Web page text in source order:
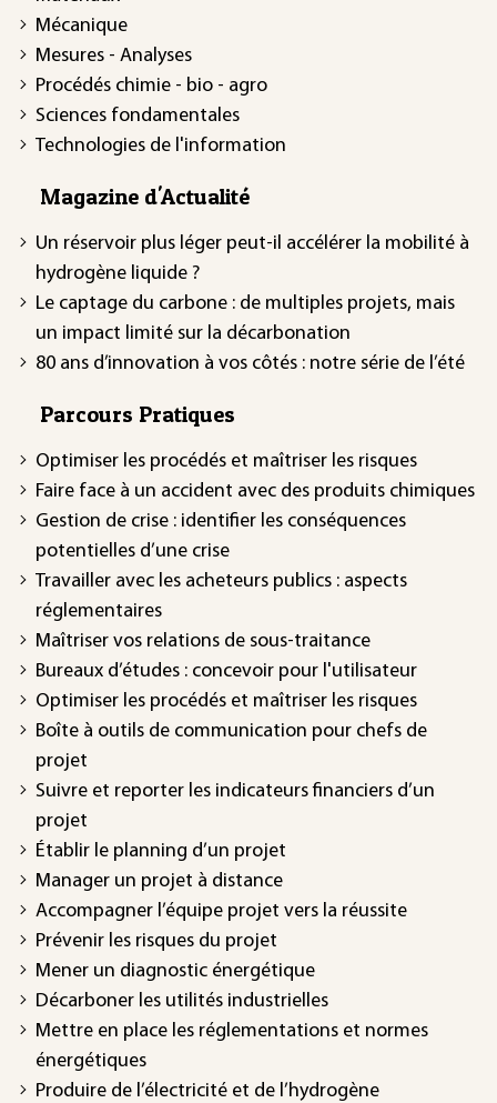
Mécanique
Mesures - Analyses
Procédés chimie - bio - agro
Sciences fondamentales
Technologies de l'information
Magazine d'Actualité
Un réservoir plus léger peut-il accélérer la mobilité à
hydrogène liquide ?
Le captage du carbone : de multiples projets, mais
un impact limité sur la décarbonation
80 ans d’innovation à vos côtés : notre série de l’été
Parcours Pratiques
Optimiser les procédés et maîtriser les risques
Faire face à un accident avec des produits chimiques
Gestion de crise : identifier les conséquences
potentielles d’une crise
Travailler avec les acheteurs publics : aspects
réglementaires
Maîtriser vos relations de sous-traitance
Bureaux d’études : concevoir pour l'utilisateur
Optimiser les procédés et maîtriser les risques
Boîte à outils de communication pour chefs de
projet
Suivre et reporter les indicateurs financiers d’un
projet
Établir le planning d’un projet
Manager un projet à distance
Accompagner l’équipe projet vers la réussite
Prévenir les risques du projet
Mener un diagnostic énergétique
Décarboner les utilités industrielles
Mettre en place les réglementations et normes
énergétiques
Produire de l’électricité et de l’hydrogène